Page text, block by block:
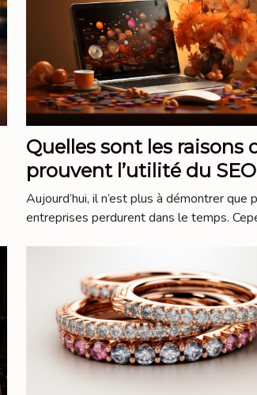
Quelles sont les raisons
prouvent l’utilité du
Aujourd’hui, il n’est plus à démontrer que
entreprises perdurent dans le temps.